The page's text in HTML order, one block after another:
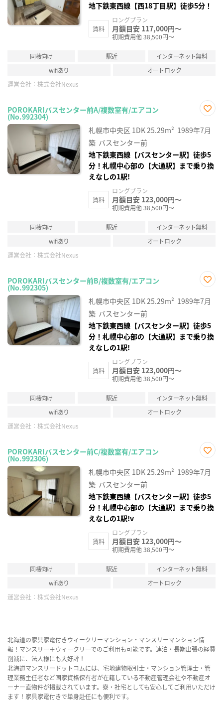
地下鉄東西線【西18丁目駅】徒歩5分！
賃料
ロングプラン
月額目安 117,000円～
初期費用他 38,500円～
同棲向け 駅近
インターネット無料
wifiあり
オートロック
運営会社： 株式会社Nexus
POROKARIバスセンター前A/複数室有/エアコン
(No.992304)
に入
り登
札幌市中央区 1DK25.29m² 1989年7月
築 バスセンター前
地下鉄東西線【バスセンター駅】徒歩5
分！札幌中心部の【大通駅】まで乗り換
えなしの1駅!
賃料
ロングプラン
月額目安 123,000円～
初期費用他 38,500円～
同棲向け 駅近
インターネット無料
wifiあり
オートロック
運営会社： 株式会社Nexus
POROKARIバスセンター前B/複数室有/エアコン
(No.992305)
に入
り登
札幌市中央区 1DK25.29m² 1989年7月
築 バスセンター前
地下鉄東西線【バスセンター駅】徒歩5
分！札幌中心部の【大通駅】まで乗り換
えなしの1駅!
賃料
ロングプラン
月額目安 123,000円～
初期費用他 38,500円～
同棲向け 駅近
インターネット無料
wifiあり
オートロック
運営会社： 株式会社Nexus
POROKARIバスセンター前C/複数室有/エアコン
(No.992306)
に入
り登
札幌市中央区 1DK25.29m² 1989年7月
築 バスセンター前
地下鉄東西線【バスセンター駅】徒歩5
分！札幌中心部の【大通駅】まで乗り換
えなしの1駅!v
賃料
ロングプラン
月額目安 123,000円～
初期費用他 38,500円～
同棲向け 駅近
インターネット無料
wifiあり
オートロック
運営会社： 株式会社Nexus
北海道の家具家電付きウィークリーマンション・マンスリーマンション情
報！マンスリー＋ウィークリーでのご利用も可能です。連泊・長期出張の経費
削減に、法人様にも大好評！
北海道マンスリードットコムには、宅地建物取引士・マンション管理士・管
理業務主任者など国家資格保有者が在籍している不動産管理会社や不動産オ
ーナー直物件が掲載されています。寮・社宅としても安心してご利用いただけ
ます！家具家電付きで単身赴任にも便利です。